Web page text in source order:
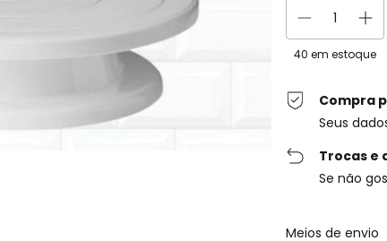
40 em estoque
Compra
Seus
Trocas e
Se não
Entregas para o
Meios de envio